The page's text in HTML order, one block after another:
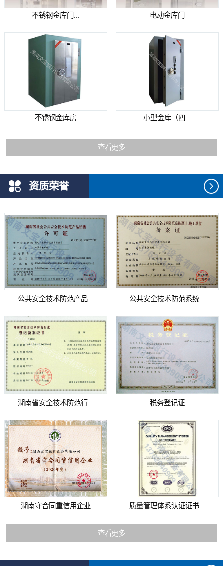
不锈钢金库门... 电动金库门
不锈钢金库房 小型金库（四...
查看更多
资质荣誉
公共安全技术防范产品... 公共安全技术防范系统...
湖南省安全技术防范行... 税务登记证
湖南守合同重信用企业 质量管理体系认证证书...
查看更多